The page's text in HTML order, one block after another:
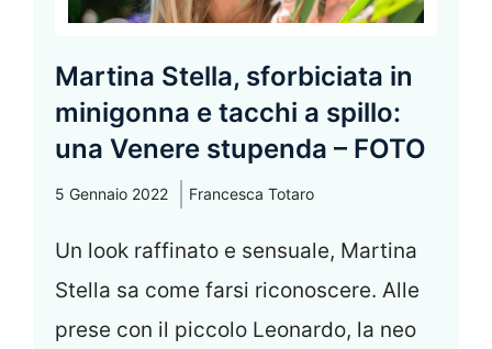
Martina Stella, sforbiciata in
minigonna e tacchi a spillo:
una Venere stupenda – FOTO
5 Gennaio 2022 Francesca Totaro
Un look raffinato e sensuale, Martina
Stella sa come farsi riconoscere. Alle
prese con il piccolo Leonardo, la neo